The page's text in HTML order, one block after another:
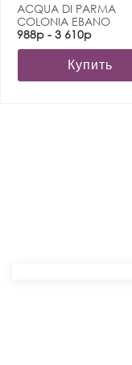
ACQUA DI PARMA
COLONIA EBANO
988р - 3 610р
Купить